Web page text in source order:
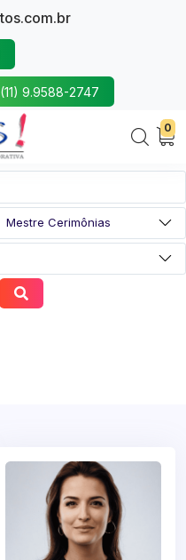
(11) 9.9588-2747
0